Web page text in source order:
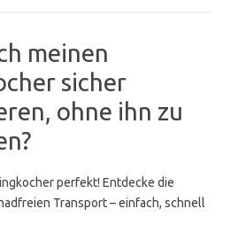
meinen
sicher
ohne ihn zu
perfekt! Entdecke die
Transport – einfach, schnell